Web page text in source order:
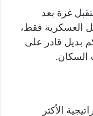
غزة بعد
العسكرية فقط،
بديل قادر على
السكان.
الأكثر